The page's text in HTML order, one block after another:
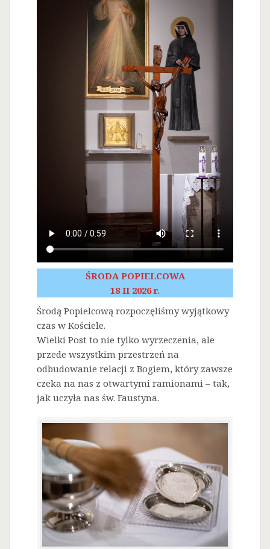
ŚRODA POPIELCOWA
18 II 2026 r.
Środą Popielcową rozpoczęliśmy wyjątkowy
czas w Kościele.
Wielki Post to nie tylko wyrzeczenia, ale
przede wszystkim przestrzeń na
odbudowanie relacji z Bogiem, który zawsze
czeka na nas z otwartymi ramionami – tak,
jak uczyła nas św. Faustyna.